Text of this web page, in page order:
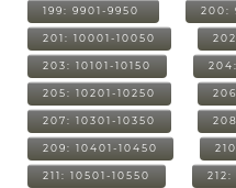
199: 9901-9950 200:
201: 10001-10050
203: 10101-10150
205: 10201-10250
207: 10301-10350
209: 10401-10450
211: 10501-10550 212: